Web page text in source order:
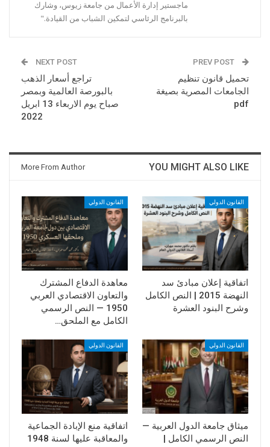
ماجستير إدارة الأعمال من جامعة زيوس، وشارك
بالبرنامج الرئاسي لتمكين الشباب من القيادة."
تحميل قانون تنظيم
الجامعات المصرية بصيغة
pdf
NEXT POST
تراجع أسعار الذهب
بالبورصة العالمية وبمصر
صباح يوم الاربعاء 13 ابريل
2022
YOU MIGHT ALSO LIKE
More From Author
القانون الدولي
اتفاقية إعلان مبادئ سد
النهضة 2015 | النص الكامل
وشرح البنود العشرة
القانون الدولي
معاهدة الدفاع المشترك
والتعاون الاقتصادي العربي
1950 — النص الرسمي
الكامل مع الملحق…
القانون الدولي
ميثاق جامعة الدول العربية —
النص الرسمي الكامل |
القانون الدولي
اتفاقية منع الإبادة الجماعية
والمعاقبة عليها لسنة 1948